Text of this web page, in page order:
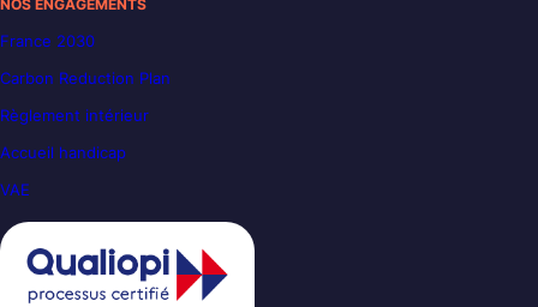
NOS ENGAGEMENTS
France 2030
Carbon Reduction Plan
Règlement intérieur
Accueil handicap
VAE